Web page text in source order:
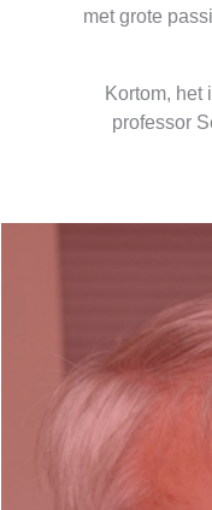
met grote
Kortom, het
professor